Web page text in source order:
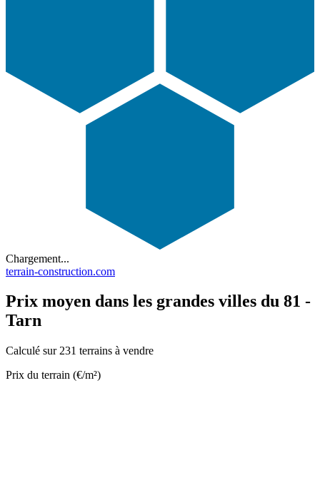
Chargement...
terrain-construction.com
Prix moyen dans les grandes villes du 81 -
Tarn
Calculé sur 231 terrains à vendre
Prix du terrain (€/m²)